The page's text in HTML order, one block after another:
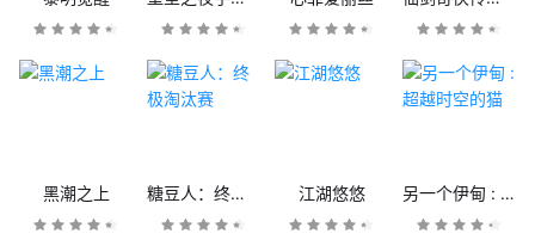
黑潮之上 糖豆人：终极淘汰赛 江湖悠悠 另一个伊甸 : 超越时空的猫